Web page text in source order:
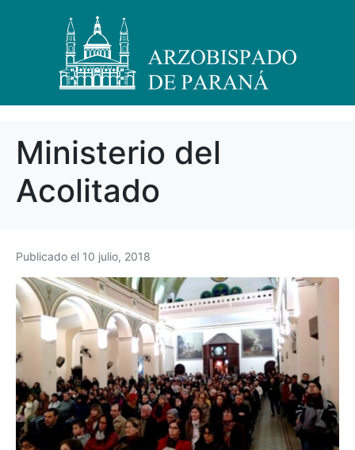
Ministerio del
Acolitado
Publicado el 10 julio, 2018